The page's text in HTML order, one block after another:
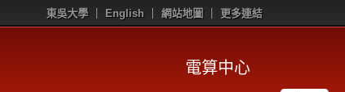
東吳大學 English 網站地圖 更多連結
電算中心